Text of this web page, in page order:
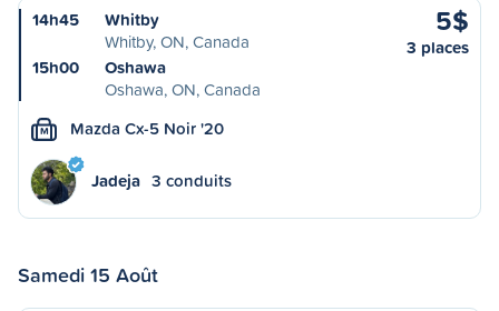
14h45
Whitby
Whitby, ON, Canada
15h00
Oshawa
Oshawa, ON, Canada
5$
3 places
M Mazda Cx-5 Noir '20
Jadeja 3 conduits
Samedi 15 Août